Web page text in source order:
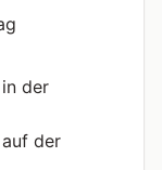
der
der